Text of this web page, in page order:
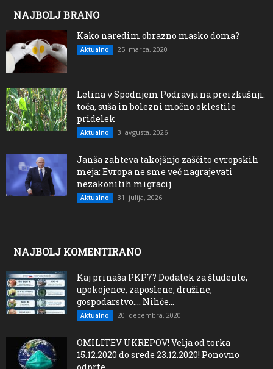
NAJBOLJ BRANO
Kako naredim obrazno masko doma?
Aktualno 25. marca, 2020
Letina v Spodnjem Podravju na preizkušnji:
toča, suša in bolezni močno oklestile
pridelek
Aktualno 3. avgusta, 2026
Janša zahteva takojšnjo zaščito evropskih
meja: Evropa ne sme več nagrajevati
nezakonitih migracij
Aktualno 31. julija, 2026
NAJBOLJ KOMENTIRANO
Kaj prinaša PKP7? Dodatek za študente,
upokojence, zaposlene, družine,
gospodarstvo…. Nihče...
Aktualno 20. decembra, 2020
OMILITEV UKREPOV! Velja od torka
15.12.2020 do srede 23.12.2020! Ponovno